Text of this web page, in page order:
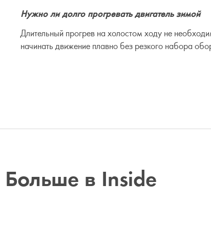
Нужно ли долго прогревать двигатель зимой
Длительный прогрев на холостом ходу не
начинать движение плавно без резкого набора
Больше в Inside